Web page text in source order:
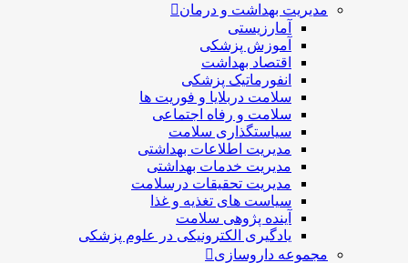
مدیریت بهداشت و درمان
آمارزیستی
آموزش پزشکی
اقتصاد بهداشت
انفورماتیک پزشکی
سلامت دربلايا و فوريت ها
سلامت و رفاه اجتماعی
سیاستگذاری سلامت
مدیریت اطلاعات بهداشتی
مدیریت خدمات بهداشتی
مدیریت تحقیقات درسلامت
سیاست های تغذیه و غذا
آینده پژوهی سلامت
یادگیری الکترونیکی در علوم پزشکی
مجموعه داروسازی